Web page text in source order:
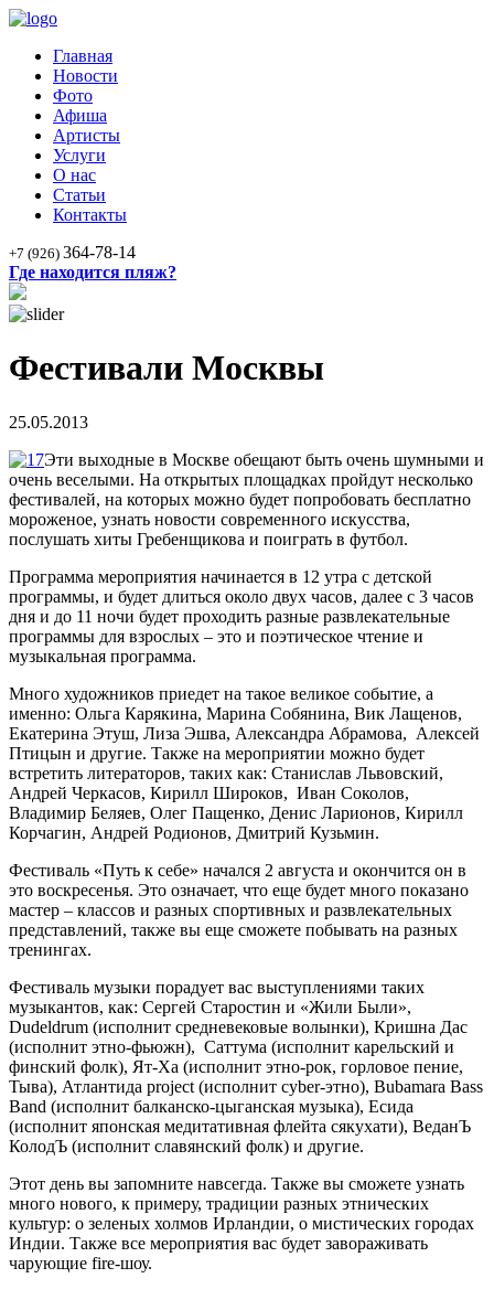
Главная
Новости
Фото
Афиша
Артисты
Услуги
О нас
Статьи
Контакты
+7 (926) 364-78-14
Где находится пляж?
Фестивали Москвы
25.05.2013
Эти выходные в Москве обещают быть очень шумными и
очень веселыми. На открытых площадках пройдут несколько
фестивалей, на которых можно будет попробовать бесплатно
мороженое, узнать новости современного искусства,
послушать хиты Гребенщикова и поиграть в футбол.
Программа мероприятия начинается в 12 утра с детской
программы, и будет длиться около двух часов, далее с 3 часов
дня и до 11 ночи будет проходить разные развлекательные
программы для взрослых – это и поэтическое чтение и
музыкальная программа.
Много художников приедет на такое великое событие, а
именно: Ольга Карякина, Марина Собянина, Вик Лащенов,
Екатерина Этуш, Лиза Эшва, Александра Абрамова, Алексей
Птицын и другие. Также на мероприятии можно будет
встретить литераторов, таких как: Станислав Львовский,
Андрей Черкасов, Кирилл Широков, Иван Соколов,
Владимир Беляев, Олег Пащенко, Денис Ларионов, Кирилл
Корчагин, Андрей Родионов, Дмитрий Кузьмин.
Фестиваль «Путь к себе» начался 2 августа и окончится он в
это воскресенья. Это означает, что еще будет много показано
мастер – классов и разных спортивных и развлекательных
представлений, также вы еще сможете побывать на разных
тренингах.
Фестиваль музыки порадует вас выступлениями таких
музыкантов, как: Сергей Старостин и «Жили Были»,
Dudeldrum (исполнит средневековые волынки), Кришна Дас
(исполнит этно-фьюжн), Саттума (исполнит карельский и
финский фолк), Ят-Ха (исполнит этно-рок, горловое пение,
Тыва), Атлантида project (исполнит cyber-этно), Bubamara Bass
Band (исполнит балканско-цыганская музыка), Есида
(исполнит японская медитативная флейта сякухати), ВеданЪ
КолодЪ (исполнит славянский фолк) и другие.
Этот день вы запомните навсегда. Также вы сможете узнать
много нового, к примеру, традиции разных этнических
культур: о зеленых холмов Ирландии, о мистических городах
Индии. Также все мероприятия вас будет завораживать
чарующие fire-шоу.